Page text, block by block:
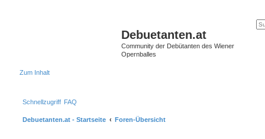
Debuetanten.at
Community der Debütanten des Wiener
Opernballes
Zum Inhalt
Schnellzugriff FAQ
Debuetanten.at - Startseite Foren-Übersicht